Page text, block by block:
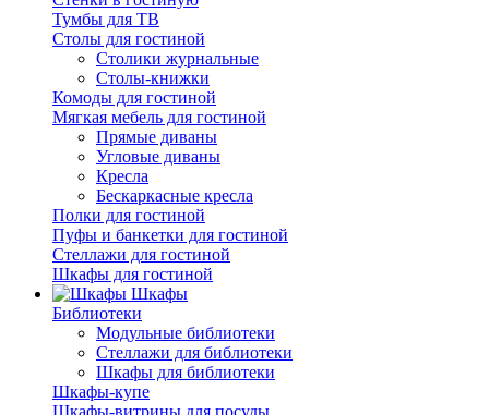
Тумбы для ТВ
Столы для гостиной
Столики журнальные
Столы-книжки
Комоды для гостиной
Мягкая мебель для гостиной
Прямые диваны
Угловые диваны
Кресла
Бескаркасные кресла
Полки для гостиной
Пуфы и банкетки для гостиной
Стеллажи для гостиной
Шкафы для гостиной
Шкафы
Библиотеки
Модульные библиотеки
Стеллажи для библиотеки
Шкафы для библиотеки
Шкафы-купе
Шкафы-витрины для посуды